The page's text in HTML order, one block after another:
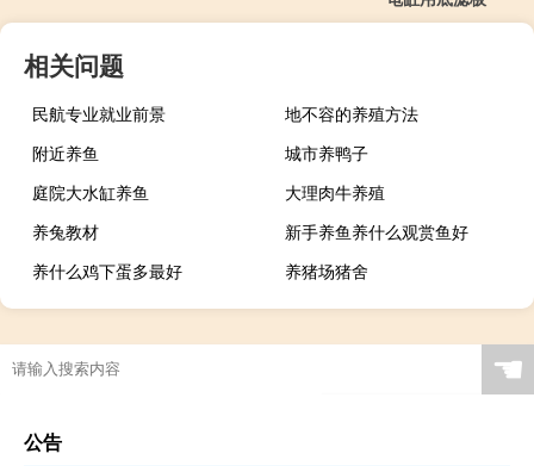
相关问题
民航专业就业前景
地不容的养殖方法
附近养鱼
城市养鸭子
庭院大水缸养鱼
大理肉牛养殖
养兔教材
新手养鱼养什么观赏鱼好
养什么鸡下蛋多最好
养猪场猪舍
☚
公告